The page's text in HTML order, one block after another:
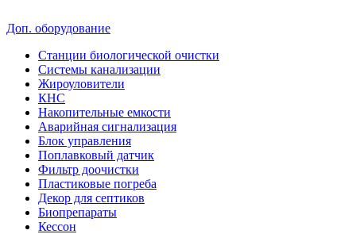
Доп. оборудование
Станции биологической очистки
Системы канализации
Жироуловители
КНС
Накопительные емкости
Аварийная сигнализация
Блок управления
Поплавковый датчик
Фильтр доочистки
Пластиковые погреба
Декор для септиков
Биопрепараты
Кессон